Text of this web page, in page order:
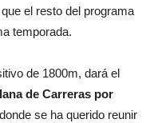
el resto del programa
temporada.
de 1800m, dará el
de Carreras por
se ha querido reunir